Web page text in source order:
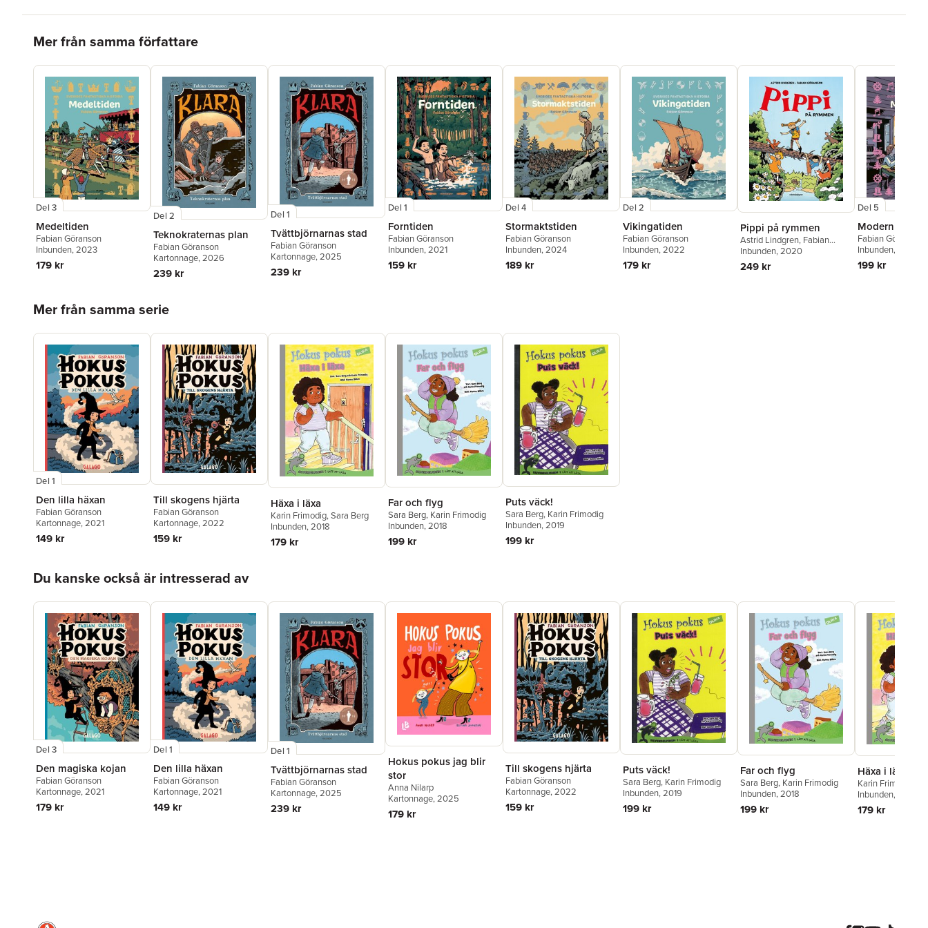
Mer från samma författare
Del 3
Medeltiden
Fabian Göranson
Inbunden, 2023
179 kr
Del 2
Teknokraternas plan
Fabian Göranson
Kartonnage, 2026
239 kr
Del 1
Tvättbjörnarnas stad
Fabian Göranson
Kartonnage, 2025
239 kr
Del 1
Forntiden
Fabian Göranson
Inbunden, 2021
159 kr
Del 4
Stormaktstiden
Fabian Göranson
Inbunden, 2024
189 kr
Del 2
Vikingatiden
Fabian Göranson
Inbunden, 2022
179 kr
Pippi på rymmen
Astrid Lindgren, Fabian
Göranson
Inbunden, 2020
249 kr
Del 5
Modern tid
Fabian Göranson
Inbunden, 2025
199 kr
Mer från samma serie
Del 1
Den lilla häxan
Fabian Göranson
Kartonnage, 2021
149 kr
Till skogens hjärta
Fabian Göranson
Kartonnage, 2022
159 kr
Häxa i läxa
Karin Frimodig,Sara Berg
Inbunden, 2018
179 kr
Far och flyg
Sara Berg, Karin Frimodig
Inbunden, 2018
199 kr
Puts väck!
Sara Berg, Karin Frimodig
Inbunden, 2019
199 kr
Du kanske också är intresserad av
Del 3
Den magiska kojan
Fabian Göranson
Kartonnage, 2021
179 kr
Del 1
Den lilla häxan
Fabian Göranson
Kartonnage, 2021
149 kr
Del 1
Tvättbjörnarnas stad
Fabian Göranson
Kartonnage, 2025
239 kr
Hokus pokus jag blir
stor
Anna Nilarp
Kartonnage, 2025
179 kr
Till skogens hjärta
Fabian Göranson
Kartonnage, 2022
159 kr
Puts väck!
Sara Berg, Karin Frimodig
Inbunden, 2019
199 kr
Far och flyg
Sara Berg, Karin Frimodig
Inbunden, 2018
199 kr
Häxa i läxa
Karin Frimodig
Inbunden, 2018
179 kr